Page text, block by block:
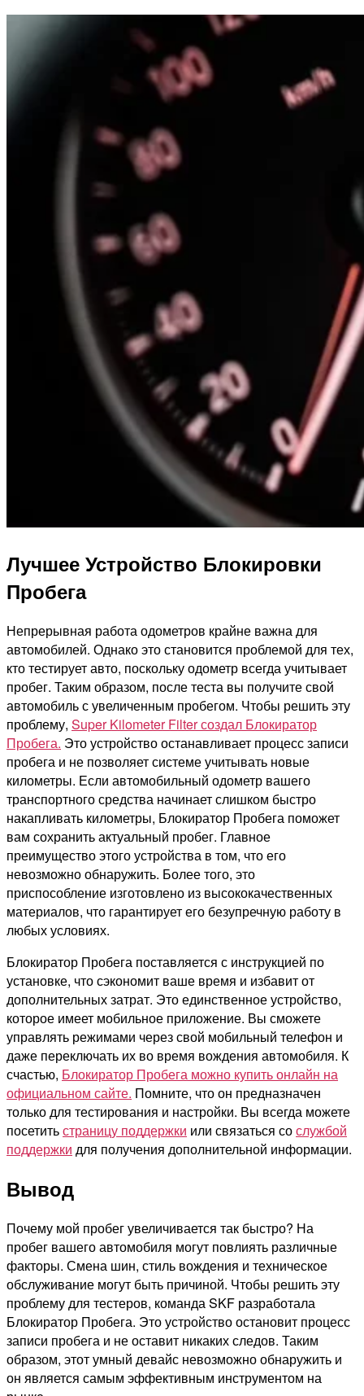
Лучшее Устройство Блокировки
Пробега
Непрерывная работа одометров крайне важна для
автомобилей. Однако это становится проблемой для тех,
кто тестирует авто, поскольку одометр всегда учитывает
пробег. Таким образом, после теста вы получите свой
автомобиль с увеличенным пробегом. Чтобы решить эту
проблему, Super Kilometer Filter создал Блокиратор
Пробега. Это устройство останавливает процесс записи
пробега и не позволяет системе учитывать новые
километры. Если автомобильный одометр вашего
транспортного средства начинает слишком быстро
накапливать километры, Блокиратор Пробега поможет
вам сохранить актуальный пробег. Главное
преимущество этого устройства в том, что его
невозможно обнаружить. Более того, это
приспособление изготовлено из высококачественных
материалов, что гарантирует его безупречную работу в
любых условиях.
Блокиратор Пробега поставляется с инструкцией по
установке, что сэкономит ваше время и избавит от
дополнительных затрат. Это единственное устройство,
которое имеет мобильное приложение. Вы сможете
управлять режимами через свой мобильный телефон и
даже переключать их во время вождения автомобиля. К
счастью, Блокиратор Пробега можно купить онлайн на
официальном сайте. Помните, что он предназначен
только для тестирования и настройки. Вы всегда можете
посетитьстраницу поддержки или связаться сослужбой
поддержки для получения дополнительной информации.
Вывод
Почему мой пробег увеличивается так быстро? На
пробег вашего автомобиля могут повлиять различные
факторы. Смена шин, стиль вождения и техническое
обслуживание могут быть причиной. Чтобы решить эту
проблему для тестеров, команда SKF разработала
Блокиратор Пробега. Это устройство остановит процесс
записи пробега и не оставит никаких следов. Таким
образом, этот умный девайс невозможно обнаружить и
он является самым эффективным инструментом на